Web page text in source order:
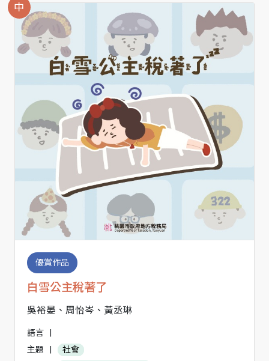
中
優賞作品
白雪公主稅著了
吳裕晏、周怡岑、黃丞琳
語言
主題
社會